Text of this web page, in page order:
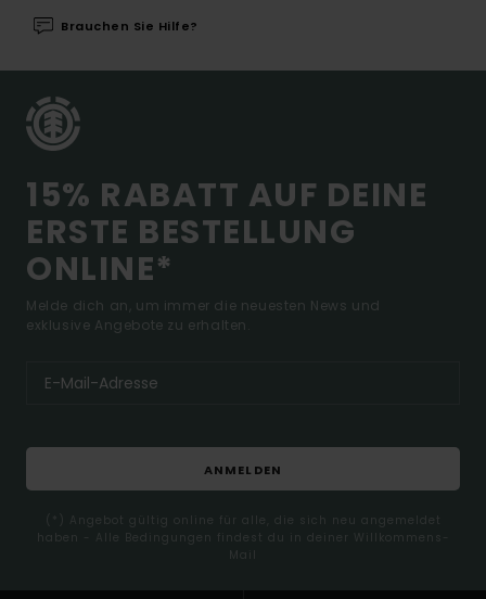
Brauchen Sie Hilfe?
15% RABATT AUF DEINE
ERSTE BESTELLUNG
ONLINE*
Melde dich an, um immer die neuesten News und
exklusive Angebote zu erhalten.
ANMELDEN
(*) Angebot gültig online für alle, die sich neu angemeldet
haben - Alle Bedingungen findest du in deiner Willkommens-
Mail